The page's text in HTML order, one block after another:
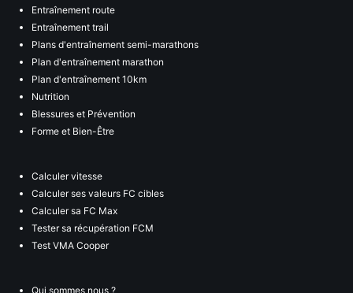
Entraînement route
Entraînement trail
Plans d'entraînement semi-marathons
Plan d'entraînement marathon
Plan d'entraînement 10km
Nutrition
Blessures et Prévention
Forme et Bien-Être
Calculer vitesse
Calculer ses valeurs FC cibles
Calculer sa FC Max
Tester sa récupération FCM
Test VMA Cooper
Qui sommes nous ?